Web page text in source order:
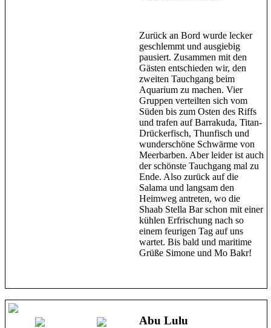
Zurück an Bord wurde lecker
geschlemmt und ausgiebig
pausiert. Zusammen mit den
Gästen entschieden wir, den
zweiten Tauchgang beim
Aquarium zu machen. Vier
Gruppen verteilten sich vom
Süden bis zum Osten des Riffs
und trafen auf Barrakuda, Titan-
Drückerfisch, Thunfisch und
wunderschöne Schwärme von
Meerbarben. Aber leider ist auch
der schönste Tauchgang mal zu
Ende. Also zurück auf die
Salama und langsam den
Heimweg antreten, wo die
Shaab Stella Bar schon mit einer
kühlen Erfrischung nach so
einem feurigen Tag auf uns
wartet. Bis bald und maritime
Grüße Simone und Mo Bakr!
Abu Lulu